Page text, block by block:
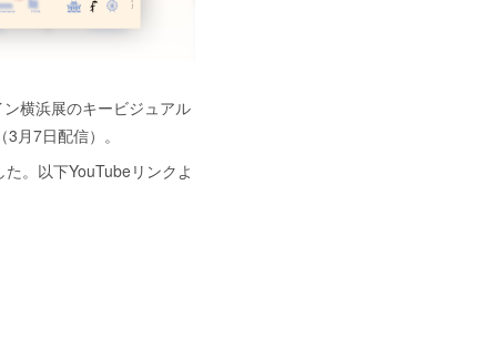
横浜展のキービジュアル
月7日配信）。
。以下YouTubeリンクよ